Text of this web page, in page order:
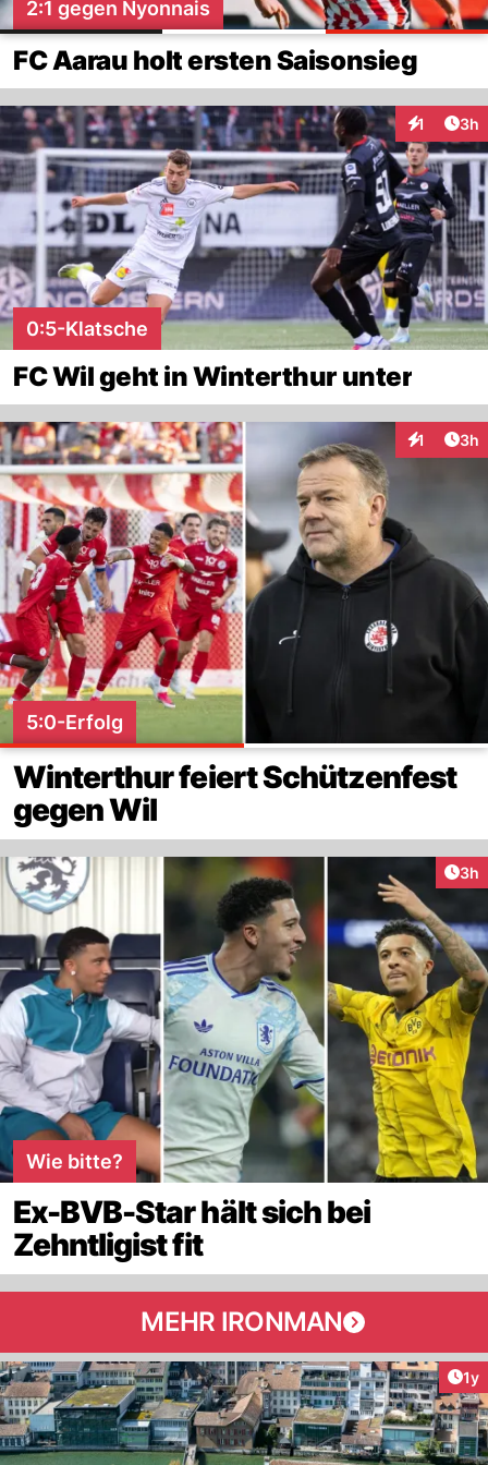
2:1 gegen Nyonnais
FC Aarau holt ersten Saisonsieg
1 3h
0:5-Klatsche
FC Wil geht in Winterthur unter
1 3h
5:0-Erfolg
Winterthur feiert Schützenfest
gegen Wil
3h
Wie bitte?
Ex-BVB-Star hält sich bei
Zehntligist fit
MEHR IRONMAN
1y